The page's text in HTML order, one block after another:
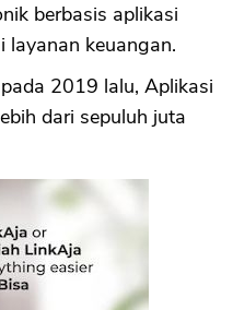
berbasis aplikasi
layanan keuangan.
2019 lalu, Aplikasi
dari sepuluh juta